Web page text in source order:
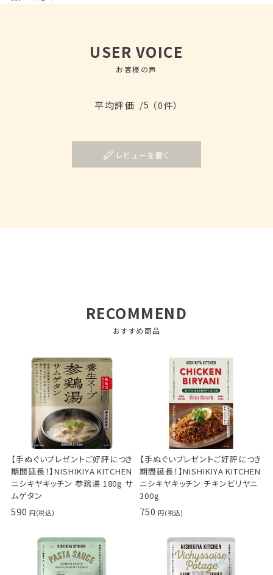
USER VOICE
お客様の声
平均評価 /5 （0件）
レビューを書く
RECOMMEND
おすすめ商品
【手ぬぐいプレゼントご好評につき
期間延長！】NISHIKIYA KITCHEN
ニシキヤキッチン 参鶏湯 180g サ
ムゲタン
590
【手ぬぐいプレゼントご好評につき
期間延長！】NISHIKIYA KITCHEN
ニシキヤキッチン チキンビリヤニ
300g
750